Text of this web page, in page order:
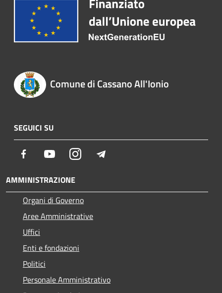
Comune di Cassano All'Ionio
SEGUICI SU
Facebook YoutubeInstagram
AMMINISTRAZIONE
Organi di Governo
Aree Amministrative
Uffici
Enti e fondazioni
Politici
Personale Amministrativo